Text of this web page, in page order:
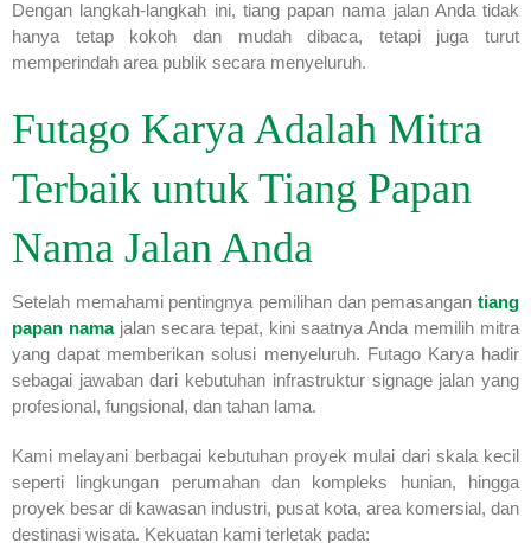
Dengan langkah-langkah ini, tiang papan nama jalan Anda tidak
hanya tetap kokoh dan mudah dibaca, tetapi juga turut
memperindah area publik secara menyeluruh.
Futago Karya Adalah Mitra
Terbaik untuk Tiang Papan
Nama Jalan Anda
Setelah memahami pentingnya pemilihan dan pemasangan tiang
papan namajalan secara tepat, kini saatnya Anda memilih mitra
yang dapat memberikan solusi menyeluruh. Futago Karya hadir
sebagai jawaban dari kebutuhan infrastruktur signage jalan yang
profesional, fungsional, dan tahan lama.
Kami melayani berbagai kebutuhan proyek mulai dari skala kecil
seperti lingkungan perumahan dan kompleks hunian, hingga
proyek besar di kawasan industri, pusat kota, area komersial, dan
destinasi wisata. Kekuatan kami terletak pada: